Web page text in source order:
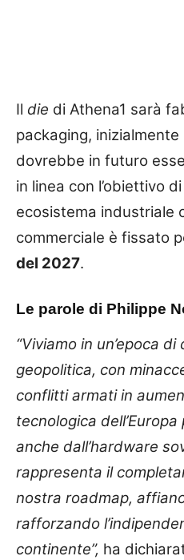
Il die di Athena1 sarà
packaging,
dovrebbe in futuro
in linea con l’obiettivo
ecosistema industriale
commerciale è fissato
del 2027.
Le parole di Philippe
“Viviamo in un’epoca
geopolitica, con
conflitti armati in
tecnologica
anche dall’hardware
rappresenta il
nostra roadmap,
rafforzando
continente”, ha